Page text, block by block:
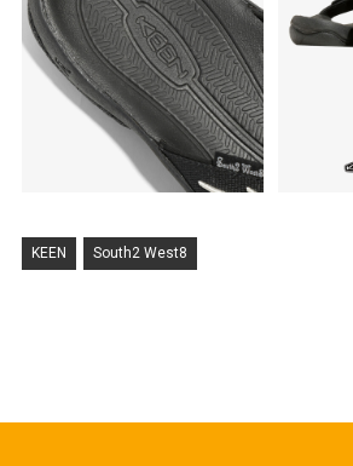
KEEN South2 West8